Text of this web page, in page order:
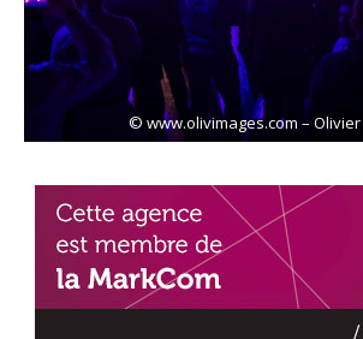
© www.olivimages.com –